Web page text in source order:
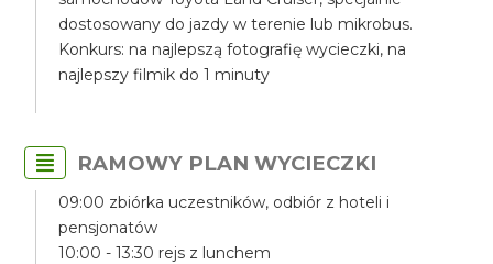
dostosowany do jazdy w terenie lub mikrobus.
Konkurs: na najlepszą fotografię wycieczki, na
najlepszy filmik do 1 minuty
RAMOWY PLAN WYCIECZKI
09:00 zbiórka uczestników, odbiór z hoteli i
pensjonatów
10:00 - 13:30 rejs z lunchem